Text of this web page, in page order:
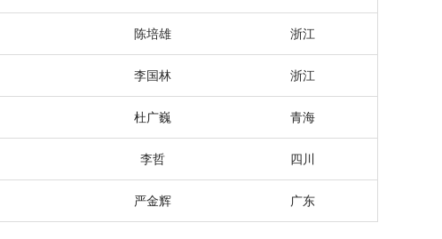
陈培雄 浙江
李国林 浙江
杜广巍 青海
李哲 四川
严金辉 广东